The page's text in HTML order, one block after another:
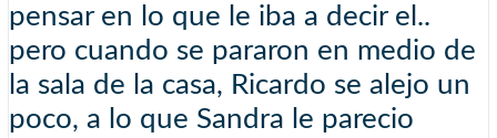
pensar en lo que le iba a decir el..
pero cuando se pararon en medio de
la sala de la casa, Ricardo se alejo un
poco, a lo que Sandra le parecio